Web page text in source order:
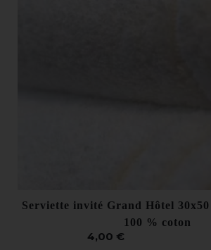
Serviette invité Grand Hôtel 30x50
100 % coton
4,00 €